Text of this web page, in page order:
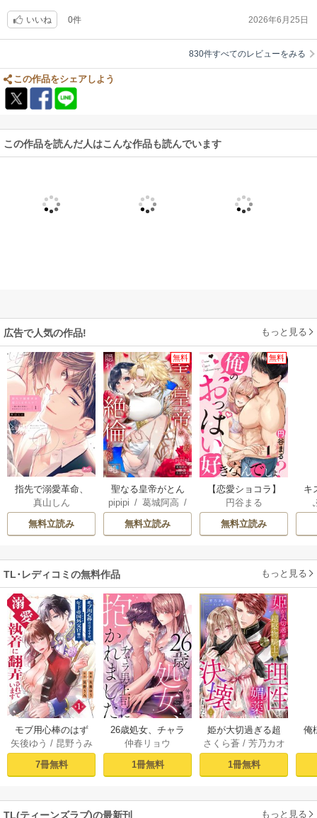
いいね 0件 2026年6月25日
830件すべてのレビューをみる
この作品をシェアしよう
この作品を読んだ人はこんな作品も読んでいます
広告で人気の作品! もっと見る
指先で溺愛革命、
起こしませんか？
～謎の独身貴族に
彼氏宣言されまし
真山しん
無料立読み
無料
聖なる皇帝がとん
だ隠れ絶倫だった
件【単話】
pipipi /葛城阿高 /
長谷川ゆう
無料立読み
無料
【恋愛ショコラ】
俺のおっぱい好き
なんでしょ?
円谷まる
無料立読み
キ
TL･レディコミの無料作品 もっと見る
モブ用心棒のはず
ですが、年下帝国
外交官（アイド
ル）様の執着（溺
います【単話版】 1
話
矢後ゆう / 昆野うみ
7冊無料
26歳処女、チャラ
男上司に抱かれま
した【電子単行本
版おまけ付き】 1巻
仲春リョウ
1冊無料
姫が大切過ぎる超
堅物騎士の理性
が、媚薬で決壊し
ました。 1巻
さくら蒼/ 芳乃カオ
ル
1冊無料
俺
TL(ティーンズラブ)の最新刊 もっと見る